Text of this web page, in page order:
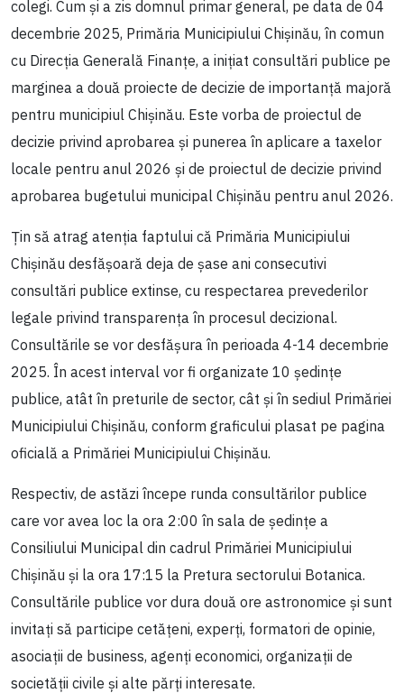
colegi. Cum și a zis domnul primar general, pe data de 04
decembrie 2025, Primăria Municipiului Chișinău, în comun
cu Direcția Generală Finanțe, a inițiat consultări publice pe
marginea a două proiecte de decizie de importanță majoră
pentru municipiul Chișinău. Este vorba de proiectul de
decizie privind aprobarea și punerea în aplicare a taxelor
locale pentru anul 2026 și de proiectul de decizie privind
aprobarea bugetului municipal Chișinău pentru anul 2026.
Țin să atrag atenția faptului că Primăria Municipiului
Chișinău desfășoară deja de șase ani consecutivi
consultări publice extinse, cu respectarea prevederilor
legale privind transparența în procesul decizional.
Consultările se vor desfășura în perioada 4-14 decembrie
2025. În acest interval vor fi organizate 10 ședințe
publice, atât în preturile de sector, cât și în sediul Primăriei
Municipiului Chișinău, conform graficului plasat pe pagina
oficială a Primăriei Municipiului Chișinău.
Respectiv, de astăzi începe runda consultărilor publice
care vor avea loc la ora 2:00 în sala de ședințe a
Consiliului Municipal din cadrul Primăriei Municipiului
Chișinău și la ora 17:15 la Pretura sectorului Botanica.
Consultările publice vor dura două ore astronomice și sunt
invitați să participe cetățeni, experți, formatori de opinie,
asociații de business, agenți economici, organizații de
societății civile și alte părți interesate.